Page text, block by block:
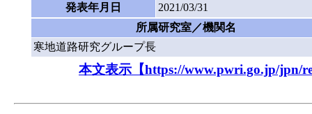
発表年月日
2021/03/31
所属研究室／機関名
寒地道路研究グループ長
本文表示【https://www.pwri.go.jp/jpn/